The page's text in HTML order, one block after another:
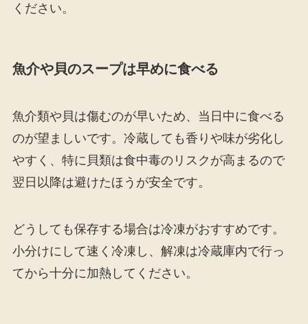
ください。
魚介や貝のスープは早めに食べる
魚介類や貝は傷むのが早いため、当日中に食べる
のが望ましいです。冷蔵しても香りや味が劣化し
やすく、特に貝類は食中毒のリスクが高まるので
翌日以降は避けたほうが安全です。
どうしても保存する場合は冷凍がおすすめです。
小分けにして速く冷凍し、解凍は冷蔵庫内で行っ
てから十分に加熱してください。